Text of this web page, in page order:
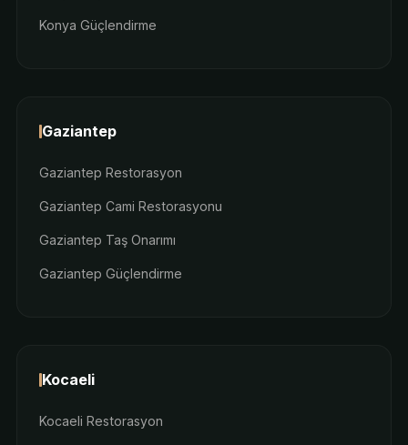
Konya Güçlendirme
Gaziantep
Gaziantep Restorasyon
Gaziantep Cami Restorasyonu
Gaziantep Taş Onarımı
Gaziantep Güçlendirme
Kocaeli
Kocaeli Restorasyon